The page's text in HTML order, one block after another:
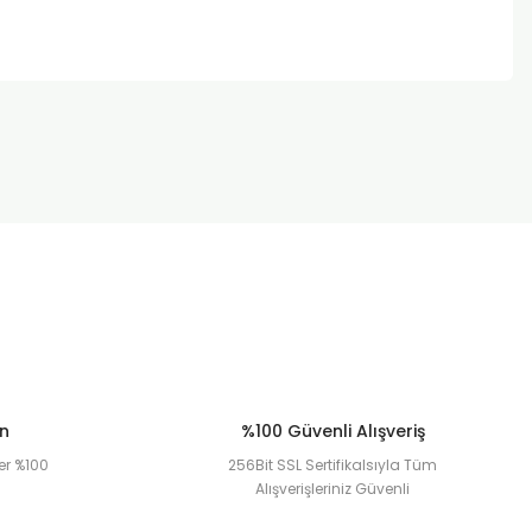
%100
%100 Güvenli Alışveriş
256Bit SSL Sertifikalsıyla Tüm
Alışverişleriniz Güvenli